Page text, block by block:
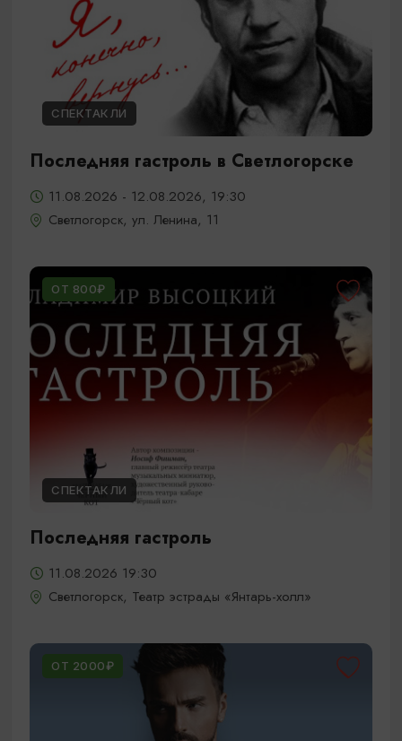
СПЕКТАКЛИ
Последняя гастроль в Светлогорске
11.08.2026 - 12.08.2026, 19:30
Светлогорск, ул. Ленина, 11
ОТ 800₽
СПЕКТАКЛИ
Последняя гастроль
11.08.2026 19:30
Светлогорск, Театр эстрады «Янтарь-холл»
ОТ 2000₽